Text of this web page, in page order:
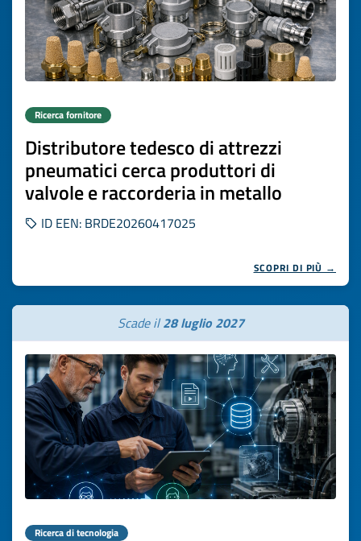
Ricerca fornitore
Distributore tedesco di attrezzi
pneumatici cerca produttori di
valvole e raccorderia in metallo
ID EEN: BRDE20260417025
SCOPRI DI PIÙ →
Scade il28 luglio 2027
Ricerca di tecnologia